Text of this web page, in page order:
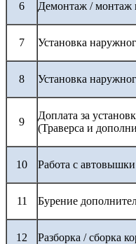
6 Демонтаж / монтаж
7 Установка
8 Установка
9
Доплата за
(Траверса и
10 Работа с автовышки
11 Бурение
12 Разборка / сборка